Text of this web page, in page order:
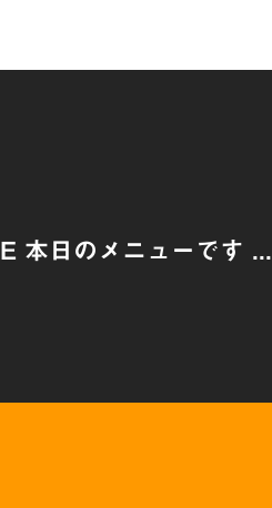
本日のメニューです ...